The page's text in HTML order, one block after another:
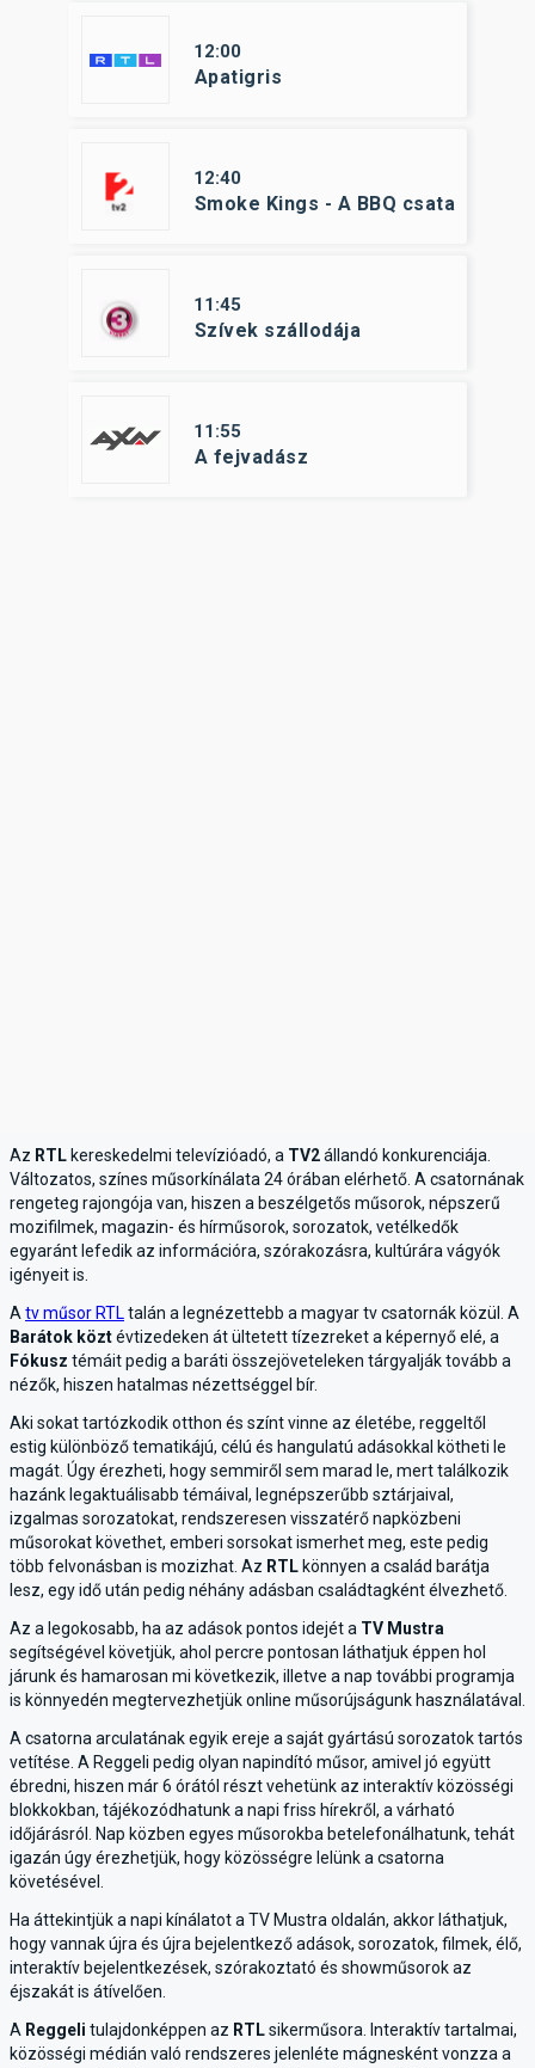
12:00
Apatigris
12:40
Smoke Kings - A BBQ csata
11:45
Szívek szállodája
11:55
A fejvadász
Az RTL kereskedelmi televízióadó, a TV2állandó konkurenciája.
Változatos, színes műsorkínálata 24 órában elérhető. A csatornának
rengeteg rajongója van, hiszen a beszélgetős műsorok, népszerű
mozifilmek, magazin- és hírműsorok, sorozatok, vetélkedők
egyaránt lefedik az információra, szórakozásra, kultúrára vágyók
igényeit is.
A tv műsor RTL talán a legnézettebb a magyar tv csatornák közül. A
Barátok köztévtizedeken át ültetett tízezreket a képernyő elé, a
Fókusz témáit pedig a baráti összejöveteleken tárgyalják tovább a
nézők, hiszen hatalmas nézettséggel bír.
Aki sokat tartózkodik otthon és színt vinne az életébe, reggeltől
estig különböző tematikájú, célú és hangulatú adásokkal kötheti le
magát. Úgy érezheti, hogy semmiről sem marad le, mert találkozik
hazánk legaktuálisabb témáival, legnépszerűbb sztárjaival,
izgalmas sorozatokat, rendszeresen visszatérő napközbeni
műsorokat követhet, emberi sorsokat ismerhet meg, este pedig
több felvonásban is mozizhat. Az RTL könnyen a család barátja
lesz, egy idő után pedig néhány adásban családtagként élvezhető.
Az a legokosabb, ha az adások pontos idejét a TV Mustra
segítségével követjük, ahol percre pontosan láthatjuk éppen hol
járunk és hamarosan mi következik, illetve a nap további programja
is könnyedén megtervezhetjük online műsorújságunk használatával.
A csatorna arculatának egyik ereje a saját gyártású sorozatok tartós
vetítése. A Reggeli pedig olyan napindító műsor, amivel jó együtt
ébredni, hiszen már 6 órától részt vehetünk az interaktív közösségi
blokkokban, tájékozódhatunk a napi friss hírekről, a várható
időjárásról. Nap közben egyes műsorokba betelefonálhatunk, tehát
igazán úgy érezhetjük, hogy közösségre lelünk a csatorna
követésével.
Ha áttekintjük a napi kínálatot a TV Mustra oldalán, akkor láthatjuk,
hogy vannak újra és újra bejelentkező adások, sorozatok, filmek, élő,
interaktív bejelentkezések, szórakoztató és showműsorok az
éjszakát is átívelően.
A Reggeli tulajdonképpen az RTLsikerműsora. Interaktív tartalmai,
közösségi médián való rendszeres jelenléte mágnesként vonzza a